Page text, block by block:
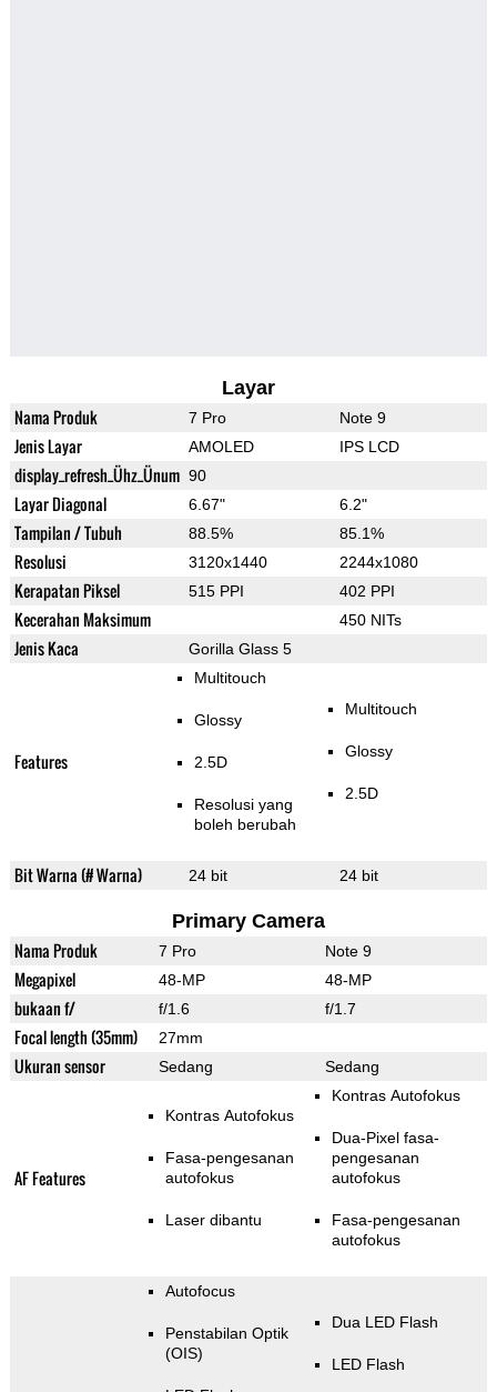
Layar
Nama Produk 7 Pro Note 9
Jenis Layar AMOLED IPS LCD
display_refresh_Ühz_Ünum 90
Layar Diagonal 6.67" 6.2"
Tampilan / Tubuh 88.5% 85.1%
Resolusi 3120x1440 2244x1080
Kerapatan Piksel 515 PPI 402 PPI
Kecerahan Maksimum 450 NITs
Jenis Kaca Gorilla Glass 5
Features
Multitouch
Glossy
2.5D
Resolusi yang
boleh berubah
Multitouch
Glossy
2.5D
Bit Warna (# Warna) 24 bit 24 bit
Primary Camera
Nama Produk 7 Pro Note 9
Megapixel 48-MP 48-MP
bukaan f/ f/1.6 f/1.7
Focal length (35mm) 27mm
Ukuran sensor Sedang Sedang
AF Features
Kontras Autofokus
Fasa-pengesanan
autofokus
Laser dibantu
Kontras Autofokus
Dua-Pixel fasa-
pengesanan
autofokus
Fasa-pengesanan
autofokus
Autofocus
Penstabilan Optik
(OIS)
Dua LED Flash
LED Flash